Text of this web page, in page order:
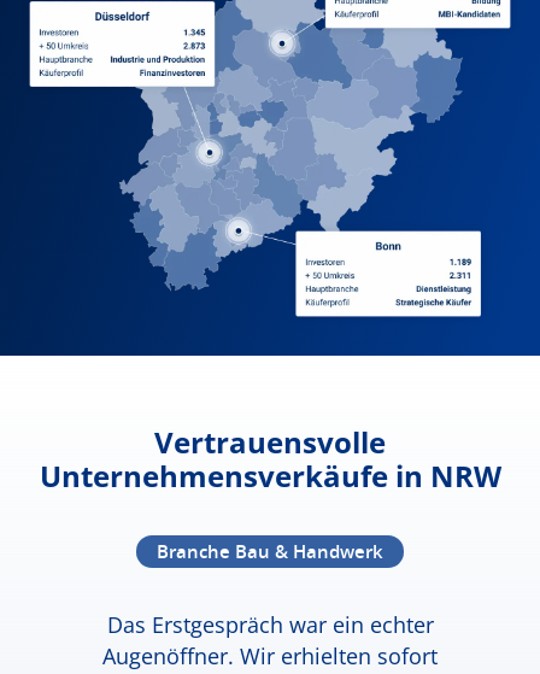
Vertrauensvolle
Unternehmensverkäufe in NRW
Branche Bau & Handwerk
Das Erstgespräch war ein echter
Augenöffner. Wir erhielten sofort